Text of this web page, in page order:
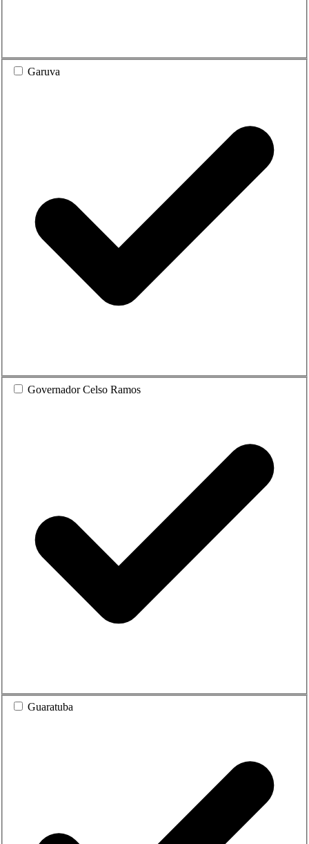
Garuva
Governador Celso Ramos
Guaratuba